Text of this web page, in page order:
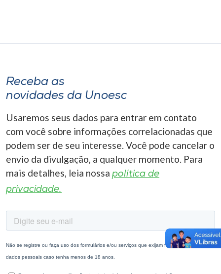
Receba as
novidades da Unoesc
Usaremos seus dados para entrar em contato
com você sobre informações correlacionadas que
podem ser de seu interesse. Você pode cancelar o
envio da divulgação, a qualquer momento. Para
mais detalhes, leia nossa política de
privacidade.